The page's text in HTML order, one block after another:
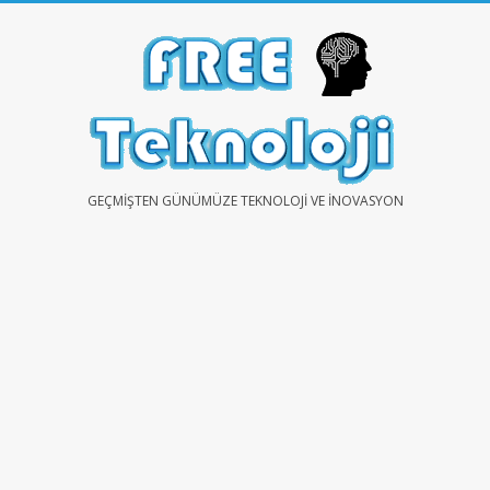
FREEGEÇMIŞTEN GÜNÜMÜZE TEKNOLOJI VE İNOVASYON